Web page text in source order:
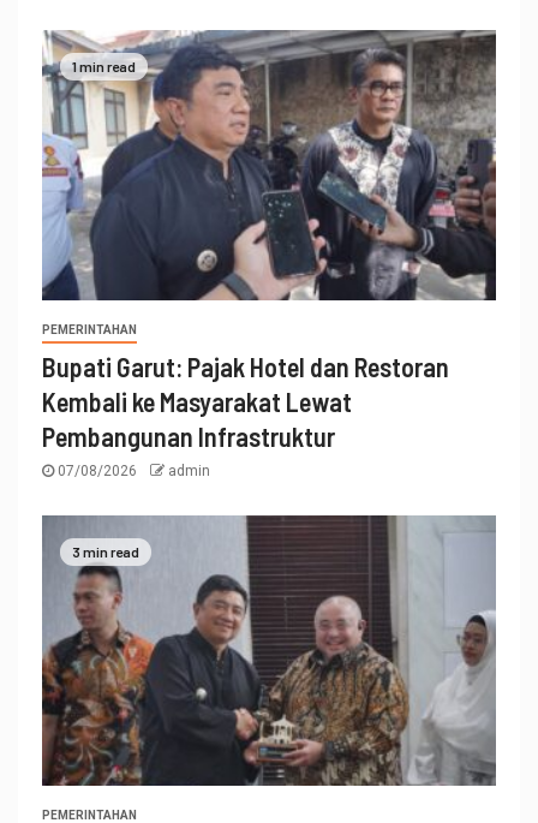
1 min read
PEMERINTAHAN
Bupati Garut: Pajak Hotel dan Restoran
Kembali ke Masyarakat Lewat
Pembangunan Infrastruktur
07/08/2026 admin
3 min read
PEMERINTAHAN